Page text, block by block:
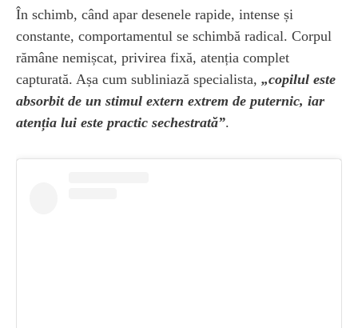
În schimb, când apar desenele rapide, intense și
constante, comportamentul se schimbă radical. Corpul
rămâne nemișcat, privirea fixă, atenția complet
capturată. Așa cum subliniază specialista, „copilul este
absorbit de un stimul extern extrem de puternic, iar
atenția lui este practic sechestrată”.